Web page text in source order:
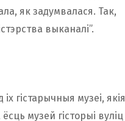
як задумвалася. Так,
выканалі”.
гістарычныя музеі, якія
музей гісторыі вуліц